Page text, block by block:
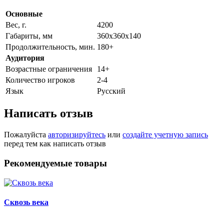
Основные
Вес, г.
4200
Габариты, мм
360х360х140
Продолжительность, мин. 180+
Аудитория
Возрастные ограничения
14+
Количество игроков
2-4
Язык
Русский
Написать отзыв
Пожалуйста авторизируйтесь или создайте учетную запись
перед тем как написать отзыв
Рекомендуемые товары
Сквозь века